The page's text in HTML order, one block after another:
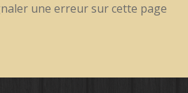
une erreur sur cette page